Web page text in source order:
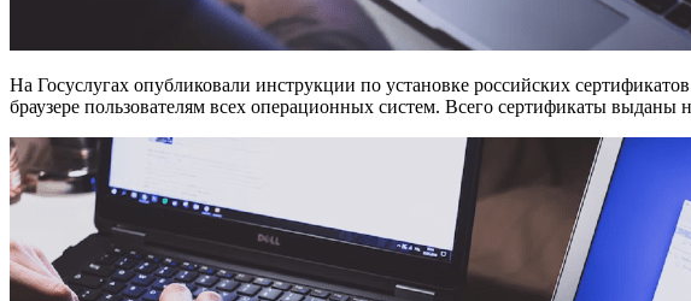
На Госуслугах опубликовали инструкции по установке российских
браузере пользователям всех операционных систем. Всего сертификаты